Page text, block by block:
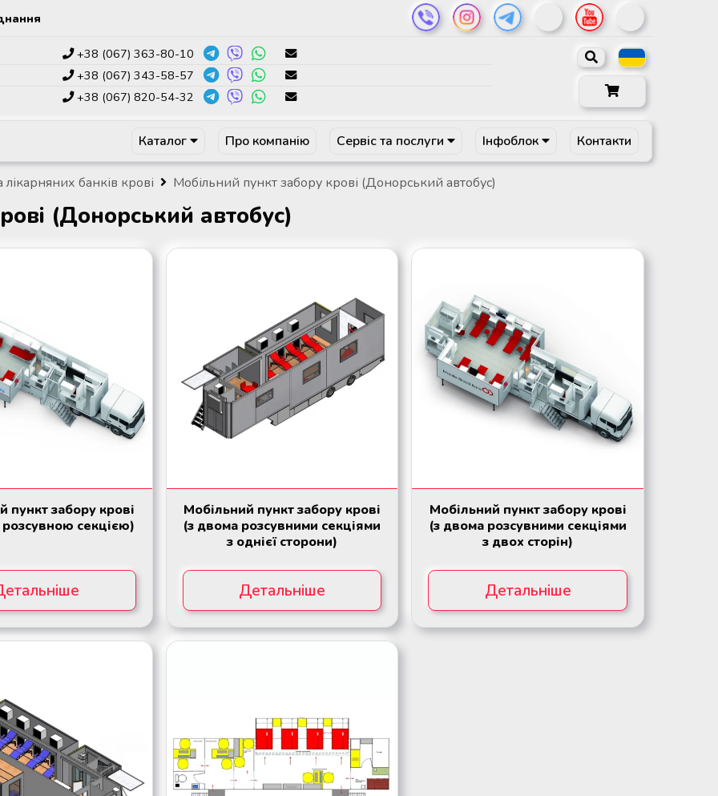
+38 (067) 363-80-10
+38 (067) 343-58-57
+38 (067) 820-54-32
Каталог Про компанію Сервіс та послуги Інфоблок Контакти
банків крові Мобільний пункт забору крові (Донорський автобус)
(Донорський автобус)
пункт забору крові
секцією)
Мобільний пункт забору крові
(з двома розсувними секціями
з однієї сторони)
Детальніше
Мобільний пункт забору крові
(з двома розсувними секціями
з двох сторін)
Детальніше